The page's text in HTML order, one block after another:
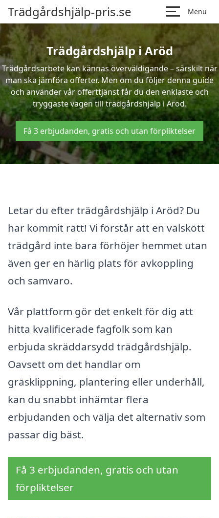
Trädgårdshjälp-pris.se Menu
Trädgårdshjälp i Aröd
Trädgårdsarbete kan kännas överväldigande – särskilt när
man ska jämföra offerter. Men om du följer denna guide
och använder vår offerttjänst får du den enklaste och
tryggaste vägen till trädgårdshjälp i Aröd.
Få 3 erbjudanden, gratis och utan förpliktelser
Letar du efter trädgårdshjälp i Aröd? Du
har kommit rätt! Vi förstår att en välskött
trädgård inte bara förhöjer hemmet utan
även ger en härlig plats för avkoppling
och samvaro.
Vår plattform gör det enkelt för dig att
hitta kvalificerade fagfolk som kan
erbjuda skräddarsydd trädgårdshjälp.
Oavsett om det handlar om
gräsklippning, plantering eller underhåll,
kan du snabbt inhämtar flera
erbjudanden och välja det alternativ som
passar dig bäst.
Få 3 erbjudanden, gratis och utan
förpliktelser